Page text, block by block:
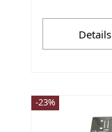
Details
-23%